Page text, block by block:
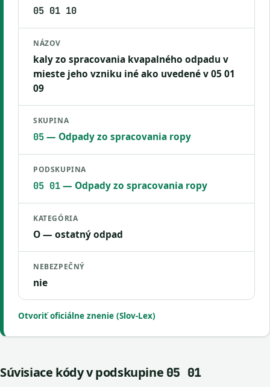
05 01 10
NÁZOV
kaly zo spracovania kvapalného odpadu v
mieste jeho vzniku iné ako uvedené v 05 01
09
SKUPINA
05— Odpady zo spracovania ropy
PODSKUPINA
05 01— Odpady zo spracovania ropy
KATEGÓRIA
O — ostatný odpad
NEBEZPEČNÝ
nie
Otvoriť oficiálne znenie (Slov-Lex)
Súvisiace kódy v podskupine 05 01